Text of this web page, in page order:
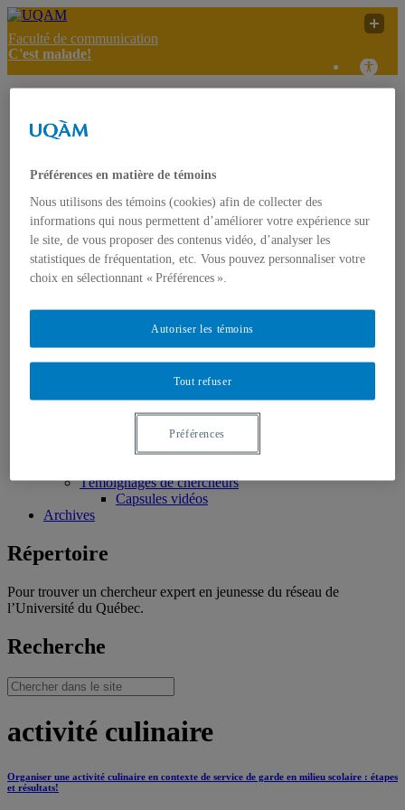
Faculté de communication
C'est malade!
UQAM
résultats!
C'est malade!
Accueil
À propos
Présentation
Projet FODAR
Articles informatifs
Références sur la vie des jeunes
Textes de référence
Effets des médias sur les jeunes
Productions/interventions inspirantes
Témoignages de professionnels
Témoignages de chercheurs
Capsules vidéos
Archives
Répertoire
Pour trouver un chercheur expert en jeunesse du réseau de
l’Université du Québec.
Recherche
activité culinaire
Organiser une activité culinaire en contexte de service de garde en milieu scolaire : étapes
et résultats!
Préférences en matière de témoins
Nous utilisons des témoins (cookies) afin de collecter des
informations qui nous permettent d’améliorer votre expérience sur
le site, de vous proposer des contenus vidéo, d’analyser les
statistiques de fréquentation, etc. Vous pouvez personnaliser votre
choix en sélectionnant « Préférences ».
Tout refuser
Autoriser les témoins
Préférences